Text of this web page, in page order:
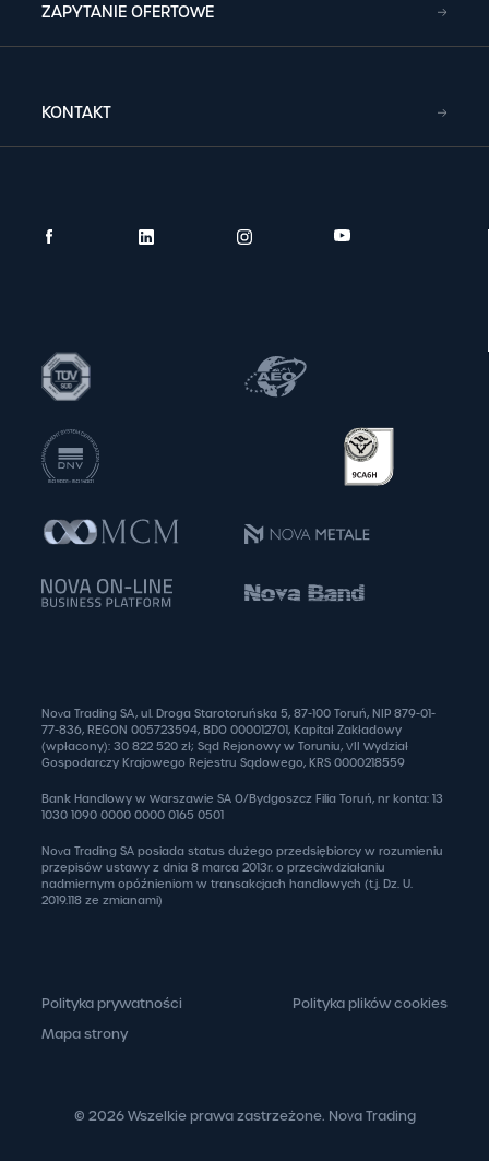
ZAPYTANIE OFERTOWE
KONTAKT
Nova Trading SA, ul. Droga Starotoruńska 5, 87-100 Toruń, NIP 879-01-
77-836, REGON 005723594, BDO 000012701, Kapitał Zakładowy
(wpłacony): 30 822 520 zł; Sąd Rejonowy w Toruniu, VII Wydział
Gospodarczy Krajowego Rejestru Sądowego, KRS 0000218559
Bank Handlowy w Warszawie SA O/Bydgoszcz Filia Toruń, nr konta: 13
1030 1090 0000 0000 0165 0501
Nova Trading SA posiada status dużego przedsiębiorcy w rozumieniu
przepisów ustawy z dnia 8 marca 2013r. o przeciwdziałaniu
nadmiernym opóźnieniom w transakcjach handlowych (t.j. Dz. U.
2019.118 ze zmianami)
© 2026 Wszelkie prawa zastrzeżone. Nova Trading
Polityka prywatności
Polityka plików cookies
Mapa strony